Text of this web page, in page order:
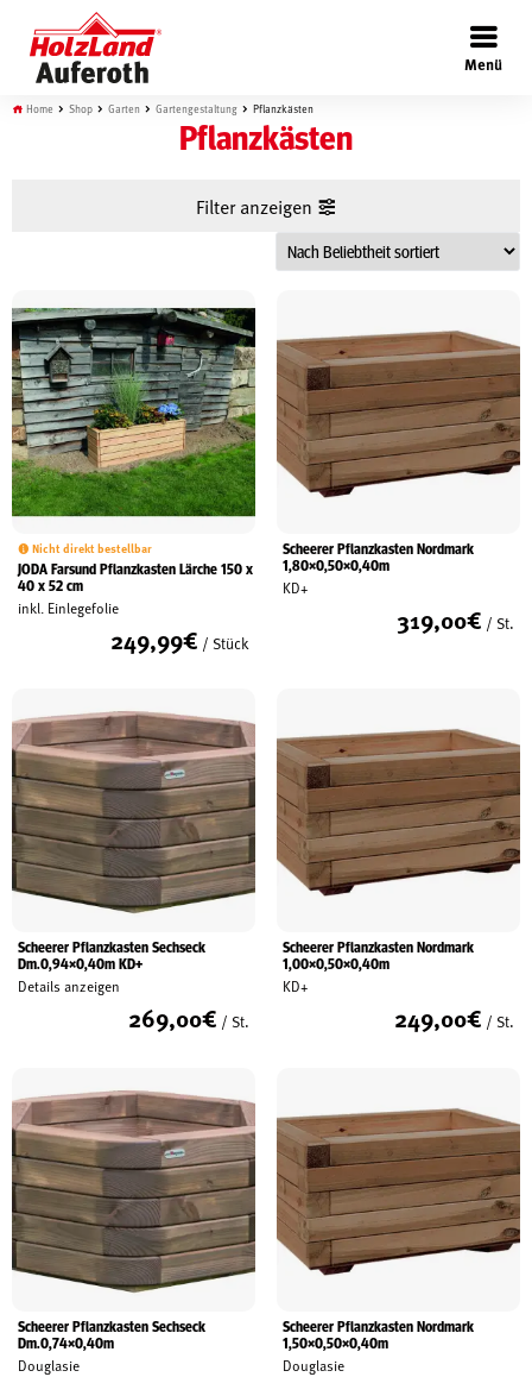
Menü
×
Böden
Türen
Wand
Garten
Schreinerei
Shop
Ausstellung
Infos
Kataloge
Service
Kontakt & Anfahrt
Über uns
Home Shop Garten Gartengestaltung Pflanzkästen
Pflanzkästen
Filter anzeigen
Nicht direkt bestellbar
JODA Farsund Pflanzkasten Lärche 150 x
40 x 52 cm
inkl. Einlegefolie
249,99€ / Stück
Scheerer Pflanzkasten Nordmark
1,80×0,50×0,40m
KD+
319,00€ / St.
Scheerer Pflanzkasten Sechseck
Dm.0,94×0,40m KD+
Details anzeigen
269,00€ / St.
Scheerer Pflanzkasten Nordmark
1,00×0,50×0,40m
KD+
249,00€ / St.
Scheerer Pflanzkasten Sechseck
Dm.0,74×0,40m
Douglasie
Scheerer Pflanzkasten Nordmark
1,50×0,50×0,40m
Douglasie